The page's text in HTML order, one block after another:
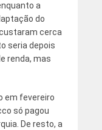
a
do
cerca
seria depois
renda, mas
em fevereiro
só pagou
De resto, a